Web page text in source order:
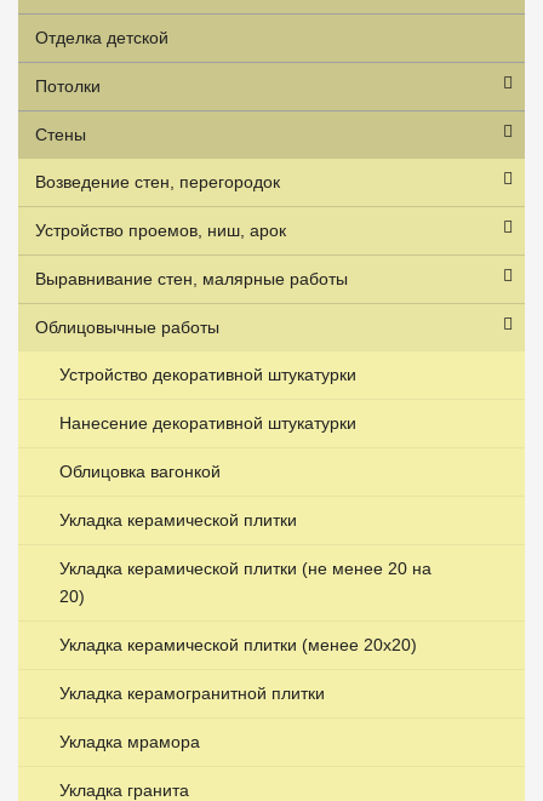
Отделка детской
Потолки
Стены
Возведение стен, перегородок
Устройство проемов, ниш, арок
Выравнивание стен, малярные работы
Облицовычные работы
Устройство декоративной штукатурки
Нанесение декоративной штукатурки
Облицовка вагонкой
Укладка керамической плитки
Укладка керамической плитки (не менее 20 на
20)
Укладка керамической плитки (менее 20х20)
Укладка керамогранитной плитки
Укладка мрамора
Укладка гранита